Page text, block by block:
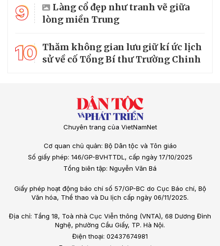
9
Làng cổ đẹp như tranh vẽ giữa
lòng miền Trung
10 Thăm không gian lưu giữ kí ức lịch
sử về cố Tổng Bí thư Trường Chinh
Chuyên trang của VietNamNet
Cơ quan chủ quản: Bộ Dân tộc và Tôn giáo
Số giấy phép: 146/GP-BVHTTDL, cấp ngày 17/10/2025
Tổng biên tập: Nguyễn Văn Bá
Giấy phép hoạt động báo chí số 57/GP-BC do Cục Báo chí, Bộ
Văn hóa, Thể thao và Du lịch cấp ngày 06/11/2025.
Địa chỉ: Tầng 18, Toà nhà Cục Viễn thông (VNTA), 68 Dương Đình
Nghệ, phường Cầu Giấy, TP. Hà Nội.
Điện thoại: 02437674981